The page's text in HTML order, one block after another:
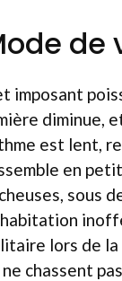
de
imposant
diminue,
est lent,
en
sous
lors de la
chassent